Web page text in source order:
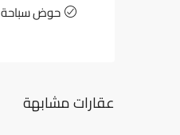
حوض سباحة
عقارات مشابهة